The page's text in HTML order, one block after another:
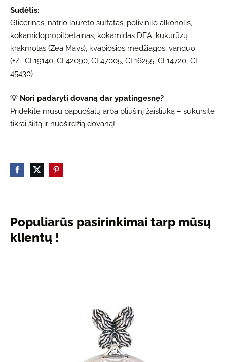
Sudėtis:
Glicerinas, natrio laureto sulfatas, polivinilo alkoholis,
kokamidopropilbetainas, kokamidas DEA, kukurūzų
krakmolas (Zea Mays), kvapiosios medžiagos, vanduo
(+/- CI 19140, CI 42090, CI 47005, CI 16255, CI 14720, CI
45430)
💡 Nori padaryti dovaną dar ypatingesnę?
Pridėkite mūsų papuošalų arba pliušinį žaisliuką – sukursite
tikrai šiltą ir nuoširdžią dovaną!
Populiarūs pasirinkimai tarp mūsų
klientų !